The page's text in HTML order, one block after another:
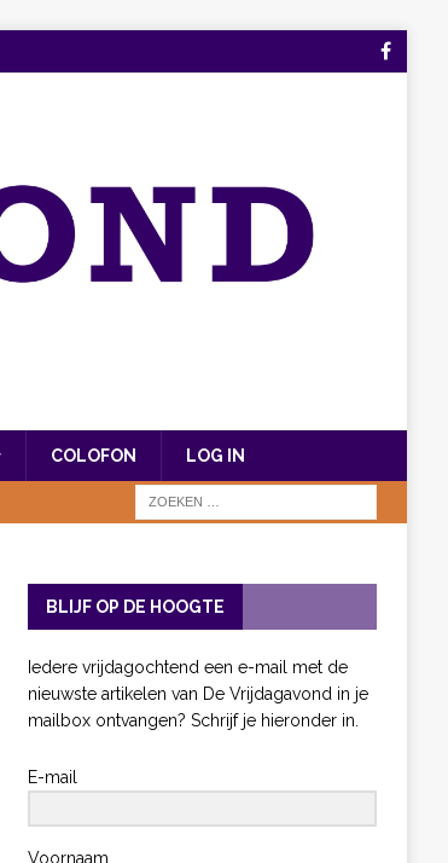
COLOFON LOG IN
BLIJF OP DE HOOGTE
Iedere vrijdagochtend een e-mail met de
nieuwste artikelen van De Vrijdagavond in je
mailbox ontvangen? Schrijf je hieronder in.
E-mail
Voornaam